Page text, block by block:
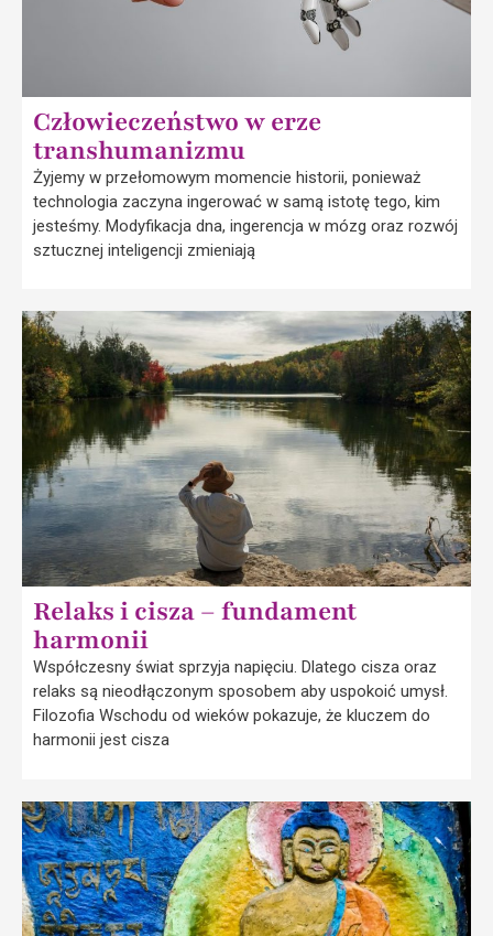
Człowieczeństwo w erze
transhumanizmu
Żyjemy w przełomowym momencie historii, ponieważ
technologia zaczyna ingerować w samą istotę tego, kim
jesteśmy. Modyfikacja dna, ingerencja w mózg oraz rozwój
sztucznej inteligencji zmieniają
Relaks i cisza – fundament
harmonii
Współczesny świat sprzyja napięciu. Dlatego cisza oraz
relaks są nieodłączonym sposobem aby uspokoić umysł.
Filozofia Wschodu od wieków pokazuje, że kluczem do
harmonii jest cisza